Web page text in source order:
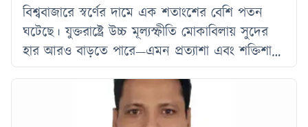
বিশ্ববাজারে স্বর্ণের দামে এক শতাংশের বেশি পতন
ঘটেছে। যুক্তরাষ্ট্রে উচ্চ মূল্যস্ফীতি মোকাবিলায় সুদের
হার আরও বাড়তে পারে—এমন প্রত্যাশা এবং শক্তিশালী
ডলারের প্রভাবে মূল্যবান এই ধাতুর ওপর চাপ
বেড়েছে। এর ফলে স্বর্ণের দাম ২০০৮ সালের
অক্টোবরের পর সবচেয়ে বড় মাসিক পতনের পথে